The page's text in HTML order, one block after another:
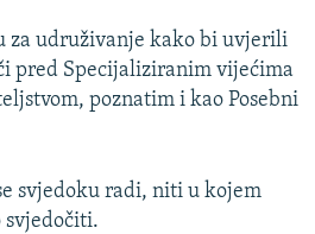
za udruživanje kako bi uvjerili
pred Specijaliziranim vijećima
poznatim i kao Posebni
svjedoku radi, niti u kojem
svjedočiti.